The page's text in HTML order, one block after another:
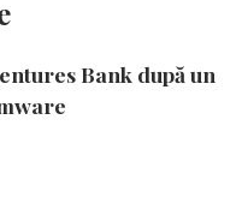
Bank după un